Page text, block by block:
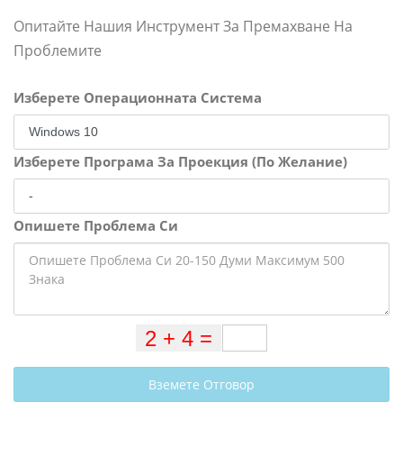
Опитайте Нашия Инструмент За Премахване На
Проблемите
Изберете Операционната Система
Изберете Програма За Проекция (По Желание)
Опишете Проблема Си
Вземете Отговор